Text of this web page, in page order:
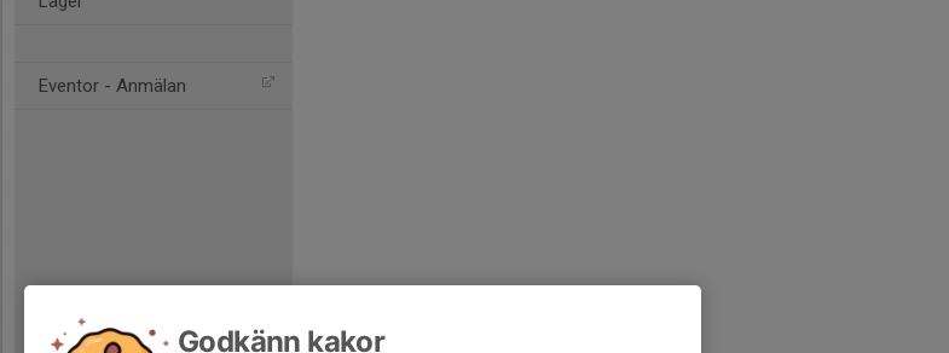
Eventor - Anmälan
Godkänn kakor